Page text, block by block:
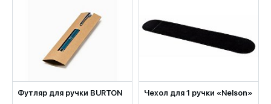
Футляр для ручки BURTON Чехол для 1 ручки «Nelson»